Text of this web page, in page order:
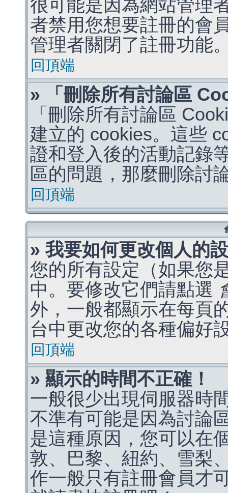
很可能是因為網站管理
者禁用您想要註冊的會
管理者關閉了註冊功能
回頂端
» 「刪除所有討論區
「刪除所有討論區
建立的 cookies。這些
證和登入後的活動記錄
區的問題，那麼刪除討
回頂端
» 我要如何更改個人的
您的所有設定（如果您
中。要修改它們請點選
外，一般都顯示在每頁
台中更改您的各種偏好
回頂端
» 顯示的時間不正確！
一般很少出現伺服器時
不準有可能是因為討論
是這種原因，您可以在
敦、巴黎、紐約、雪梨
作一般只有註冊會員才